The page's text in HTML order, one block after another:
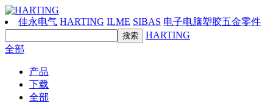
佳永电气 HARTING ILME SIBAS 电子电脑塑胶五金零件
HARTING
全部
产品
下载
全部